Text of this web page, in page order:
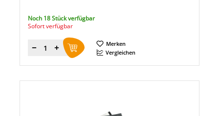
Noch 18 Stück verfügbar
Sofort verfügbar
Menge
Merken
Vergleichen